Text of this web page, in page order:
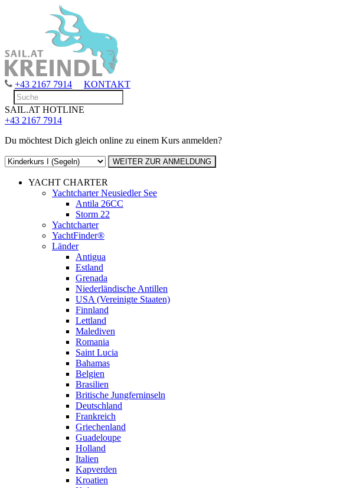
+43 2167 7914 KONTAKT
SAIL.AT HOTLINE
+43 2167 7914
Du möchtest Dich gleich online zu einem Kurs anmelden?
YACHT CHARTER
Yachtcharter Neusiedler See
Antila 26CC
Storm 22
Yachtcharter
YachtFinder®
Länder
Antigua
Estland
Grenada
Niederländische Antillen
USA (Vereinigte Staaten)
Finnland
Lettland
Malediven
Romania
Saint Lucia
Bahamas
Belgien
Brasilien
Britische Jungferninseln
Deutschland
Frankreich
Griechenland
Guadeloupe
Holland
Italien
Kapverden
Kroatien